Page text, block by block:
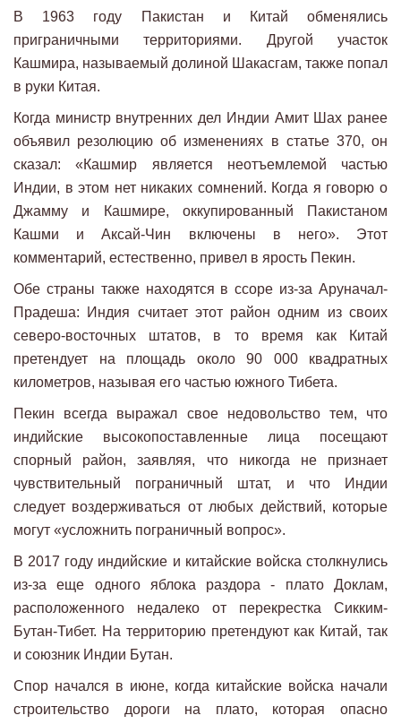
В 1963 году Пакистан и Китай обменялись
приграничными территориями. Другой участок
Кашмира, называемый долиной Шакасгам, также попал
в руки Китая.
Когда министр внутренних дел Индии Амит Шах ранее
объявил резолюцию об изменениях в статье 370, он
сказал: «Кашмир является неотъемлемой частью
Индии, в этом нет никаких сомнений. Когда я говорю о
Джамму и Кашмире, оккупированный Пакистаном
Кашми и Аксай-Чин включены в него». Этот
комментарий, естественно, привел в ярость Пекин.
Обе страны также находятся в ссоре из-за Аруначал-
Прадеша: Индия считает этот район одним из своих
северо-восточных штатов, в то время как Китай
претендует на площадь около 90 000 квадратных
километров, называя его частью южного Тибета.
Пекин всегда выражал свое недовольство тем, что
индийские высокопоставленные лица посещают
спорный район, заявляя, что никогда не признает
чувствительный пограничный штат, и что Индии
следует воздерживаться от любых действий, которые
могут «усложнить пограничный вопрос».
В 2017 году индийские и китайские войска столкнулись
из-за еще одного яблока раздора - плато Доклам,
расположенного недалеко от перекрестка Сикким-
Бутан-Тибет. На территорию претендуют как Китай, так
и союзник Индии Бутан.
Спор начался в июне, когда китайские войска начали
строительство дороги на плато, которая опасно